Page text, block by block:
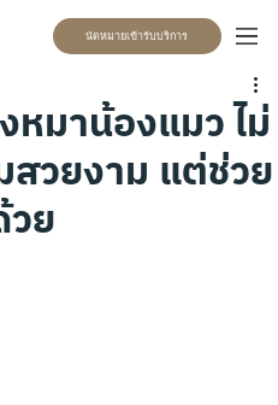
นัดหมายเข้ารับบริการ
หมาน้องแมว ไม่
สวยงาม แต่ช่วย
ย